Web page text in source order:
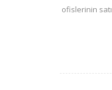
ofislerinin